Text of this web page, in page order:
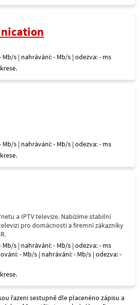
Mb/s | nahrávání: - Mb/s | odezva: - ms
Mb/s | nahrávání: - Mb/s | odezva: - ms
a IPTV televize. Nabízíme stabilní
pro domácnosti a firemní zákazníky
Mb/s | nahrávání: - Mb/s | odezva: - ms
- Mb/s | nahrávání: - Mb/s | odezva: -
řazeni sestupně dle placenéno zápisu a